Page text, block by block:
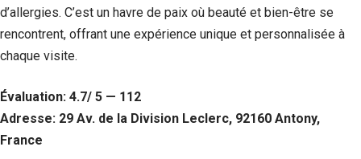
d’allergies. C’est un havre de paix où beauté et bien-être se
rencontrent, offrant une expérience unique et personnalisée à
chaque visite.
Évaluation: 4.7/ 5 — 112
Adresse: 29 Av. de la Division Leclerc, 92160 Antony,
France
augmentez les
chances de
voir du
contenu et des
offres